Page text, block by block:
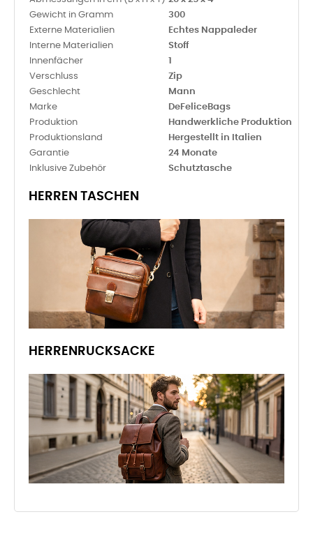
Gewicht in Gramm
300
Externe Materialien
Echtes Nappaleder
Interne Materialien
Stoff
Innenfächer
1
Verschluss
Zip
Geschlecht
Mann
Marke
DeFeliceBags
Produktion
Handwerkliche Produktion
Produktionsland
Hergestellt in Italien
Garantie
24 Monate
Inklusive Zubehör
Schutztasche
HERREN TASCHEN
HERRENRUCKSACKE